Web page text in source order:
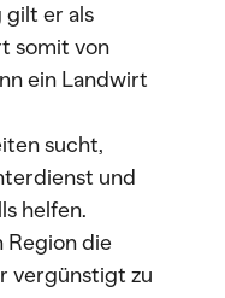
er als
somit von
ein Landwirt
sucht,
und
helfen.
Region die
vergünstigt zu